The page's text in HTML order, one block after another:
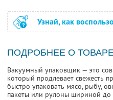
Узнай, как
ПОДРОБНЕЕ О
Вакуумный упаковщик — это
который продлевает свежесть
быстро упаковать мясо, рыбу,
пакеты или рулоны шириной до